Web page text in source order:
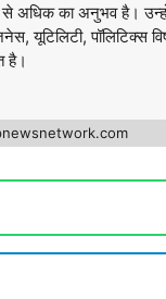
अधिक का अनुभव है।
यूटिलिटी,
है।